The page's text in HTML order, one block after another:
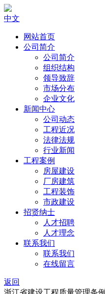
中文
网站首页
公司简介
公司简介
组织结构
领导致辞
市场分布
企业文化
新闻中心
公司动态
工程近况
法律法规
行业新闻
工程案例
房屋建设
厂房建筑
工程装饰
市政建设
招贤纳士
人才招聘
人才理念
联系我们
联系我们
在线留言
返回
浙江省建设工程质量管理条例